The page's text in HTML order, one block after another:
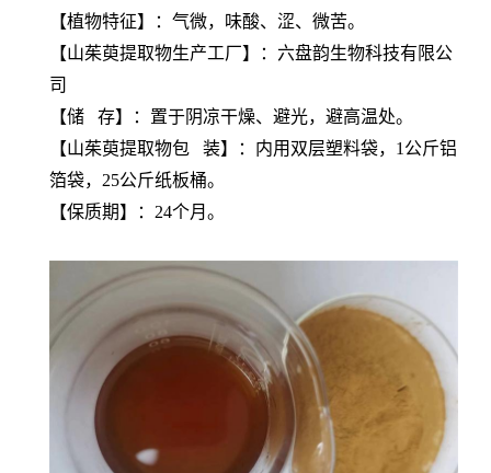
【植物特征】：气微，味酸、涩、微苦。
【山茱萸提取物生产工厂】：六盘韵生物科技有限公
司
【储 存】：置于阴凉干燥、避光，避高温处。
【山茱萸提取物包 装】：内用双层塑料袋，1公斤铝
箔袋，25公斤纸板桶。
【保质期】：24个月。